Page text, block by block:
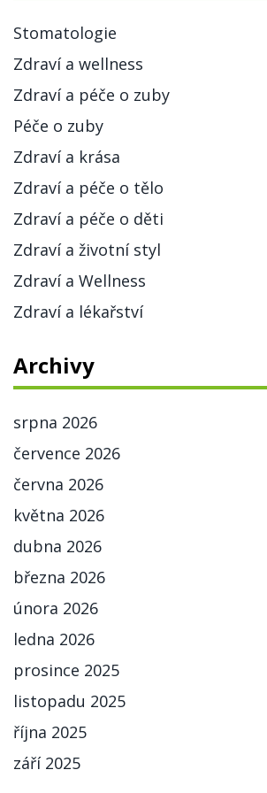
Stomatologie
Zdraví a wellness
Zdraví a péče o zuby
Péče o zuby
Zdraví a krása
Zdraví a péče o tělo
Zdraví a péče o děti
Zdraví a životní styl
Zdraví a Wellness
Zdraví a lékařství
Archivy
srpna 2026
července 2026
června 2026
května 2026
dubna 2026
března 2026
února 2026
ledna 2026
prosince 2025
listopadu 2025
října 2025
září 2025